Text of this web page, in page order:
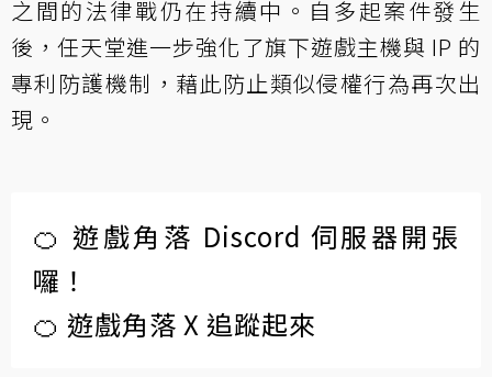
之間的法律戰仍在持續中。自多起案件發生
後，任天堂進一步強化了旗下遊戲主機與 IP 的
專利防護機制，藉此防止類似侵權行為再次出
現。
🍊 遊戲角落 Discord 伺服器開張
囉！
🍊 遊戲角落 X 追蹤起來